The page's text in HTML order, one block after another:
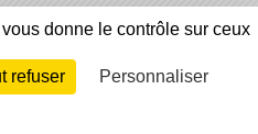
des cookies
un contenu inapproprié
Connexion
donne le contrôle sur ceux
refuser Personnaliser